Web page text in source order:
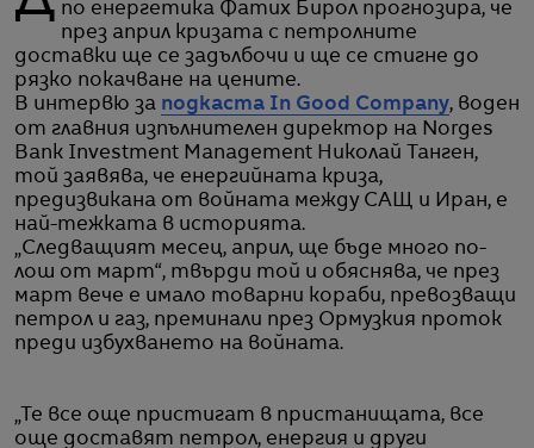
по енергетика Фатих Бирол прогнозира, че
през април кризата с петролните
доставки ще се задълбочи и ще се стигне до
рязко покачване на цените.
В интервю за подкаста In Good Company, воден
от главния изпълнителен директор на Norges
Bank Investment Management Николай Танген,
той заявява, че енергийната криза,
предизвикана от войната между САЩ и Иран, е
най-тежката в историята.
„Следващият месец, април, ще бъде много по-
лош от март“, твърди той и обяснява, че през
март вече е имало товарни кораби, превозващи
петрол и газ, преминали през Ормузкия проток
преди избухването на войната.
„Те все още пристигат в пристанищата, все
още доставят петрол, енергия и други